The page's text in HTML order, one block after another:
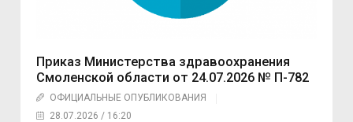
Приказ Министерства здравоохранения
Смоленской области от 24.07.2026 № П-782
ОФИЦИАЛЬНЫЕ ОПУБЛИКОВАНИЯ
28.07.2026 / 16:20